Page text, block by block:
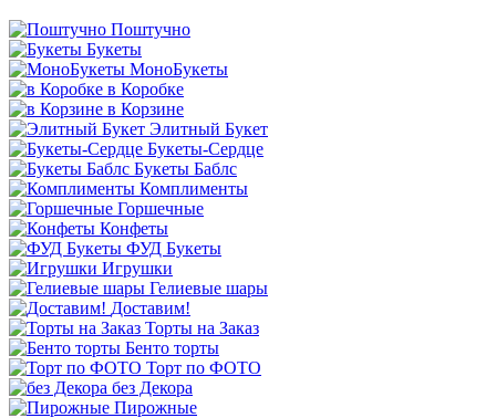
Поштучно
Букеты
МоноБукеты
в Коробке
в Корзине
Элитный Букет
Букеты-Сердце
Букеты Баблс
Комплименты
Горшечные
Конфеты
ФУД Букеты
Игрушки
Гелиевые шары
Доставим!
Торты на Заказ
Бенто торты
Торт по ФОТО
без Декора
Пирожные